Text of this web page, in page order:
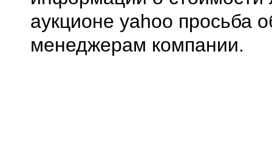
аукционе yahoo просьба
менеджерам компании.